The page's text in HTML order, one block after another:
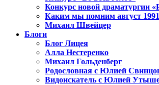
Конкурс новой драматургии
Каким мы помним август
Михаил Швейцер
Блоги
Блог Лицея
Алла Нестеренко
Михаил Гольденберг
Родословная с Юлией
Видоискатель с Юлией